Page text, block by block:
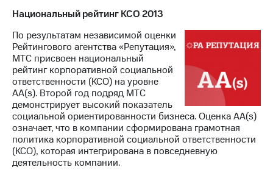
Национальный рейтинг КСО 2013
По результатам независимой оценки
Рейтингового агентства «Репутация»,
МТС присвоен национальный
рейтинг корпоративной социальной
ответственности (КСО) на уровне
AA(s). Второй год подряд МТС
демонстрирует высокий показатель
социальной ориентированности бизнеса. Оценка AA(s)
означает, что в компании сформирована грамотная
политика корпоративной социальной ответственности
(КСО), которая интегрирована в повседневную
деятельность компании.